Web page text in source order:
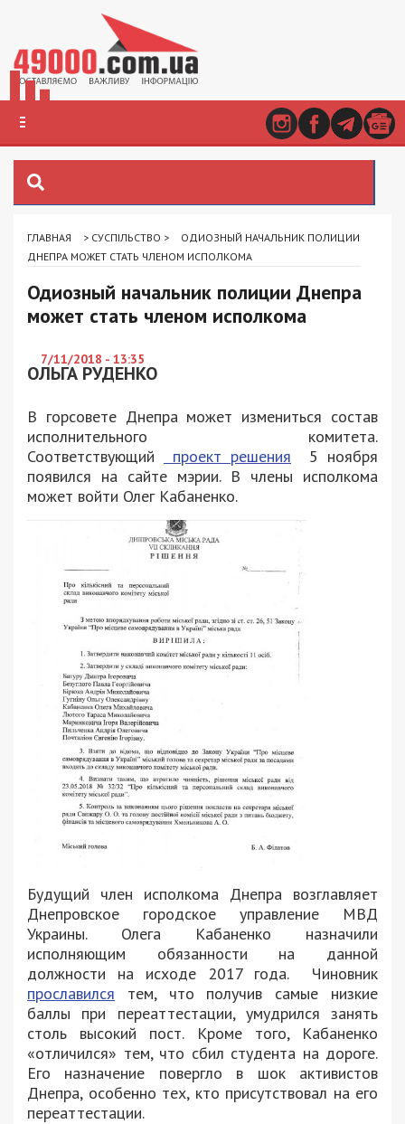
ГЛАВНАЯ > СУСПІЛЬСТВО >
ОДИОЗНЫЙ НАЧАЛЬНИК ПОЛИЦИИ
ДНЕПРА МОЖЕТ СТАТЬ ЧЛЕНОМ ИСПОЛКОМА
Одиозный начальник полиции Днепра
может стать членом исполкома
7/11/2018 - 13:35
ОЛЬГА РУДЕНКО
В горсовете Днепра может измениться состав
исполнительного комитета.
Соответствующий
проект решения 5 ноября
появился на сайте мэрии. В члены исполкома
может войти Олег Кабаненко.
Будущий член исполкома Днепра возглавляет
Днепровское городское управление МВД
Украины. Олега Кабаненко назначили
исполняющим обязанности на данной
должности на исходе 2017 года. Чиновник
прославился тем, что получив самые низкие
баллы при переаттестации, умудрился занять
столь высокий пост. Кроме того, Кабаненко
«отличился» тем, что сбил студента на дороге.
Его назначение повергло в шок активистов
Днепра, особенно тех, кто присутствовал на его
переаттестации.